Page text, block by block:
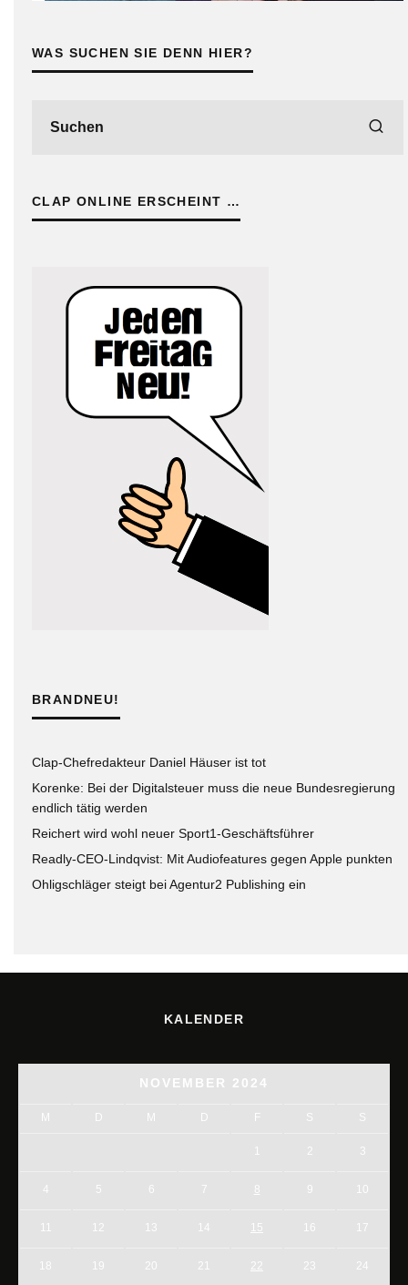
WAS SUCHEN SIE DENN HIER?
CLAP ONLINE ERSCHEINT …
BRANDNEU!
Clap-Chefredakteur Daniel Häuser ist tot
Korenke: Bei der Digitalsteuer muss die neue Bundesregierung
endlich tätig werden
Reichert wird wohl neuer Sport1-Geschäftsführer
Readly-CEO-Lindqvist: Mit Audiofeatures gegen Apple punkten
Ohligschläger steigt bei Agentur2 Publishing ein
KALENDER
NOVEMBER 2024
M D M D F S S
1 2 3
5 6 7 8 9 10
11 12 13 14 15 16 17
18 19 20 21 22 23 24